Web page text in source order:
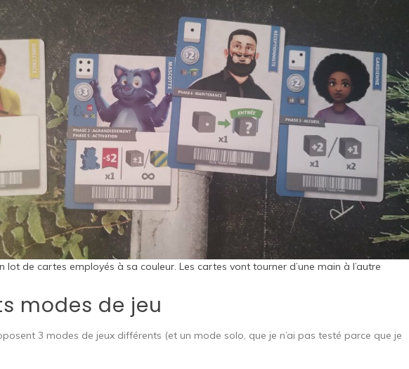
lot de cartes employés à sa couleur. Les cartes vont tourner d’une main à l’autre
modes de jeu
3 modes de jeux différents (et un mode solo, que je n’ai pas testé parce que je